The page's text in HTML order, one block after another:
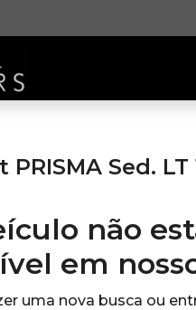
PRISMA Sed.
não
em
uma nova busca ou